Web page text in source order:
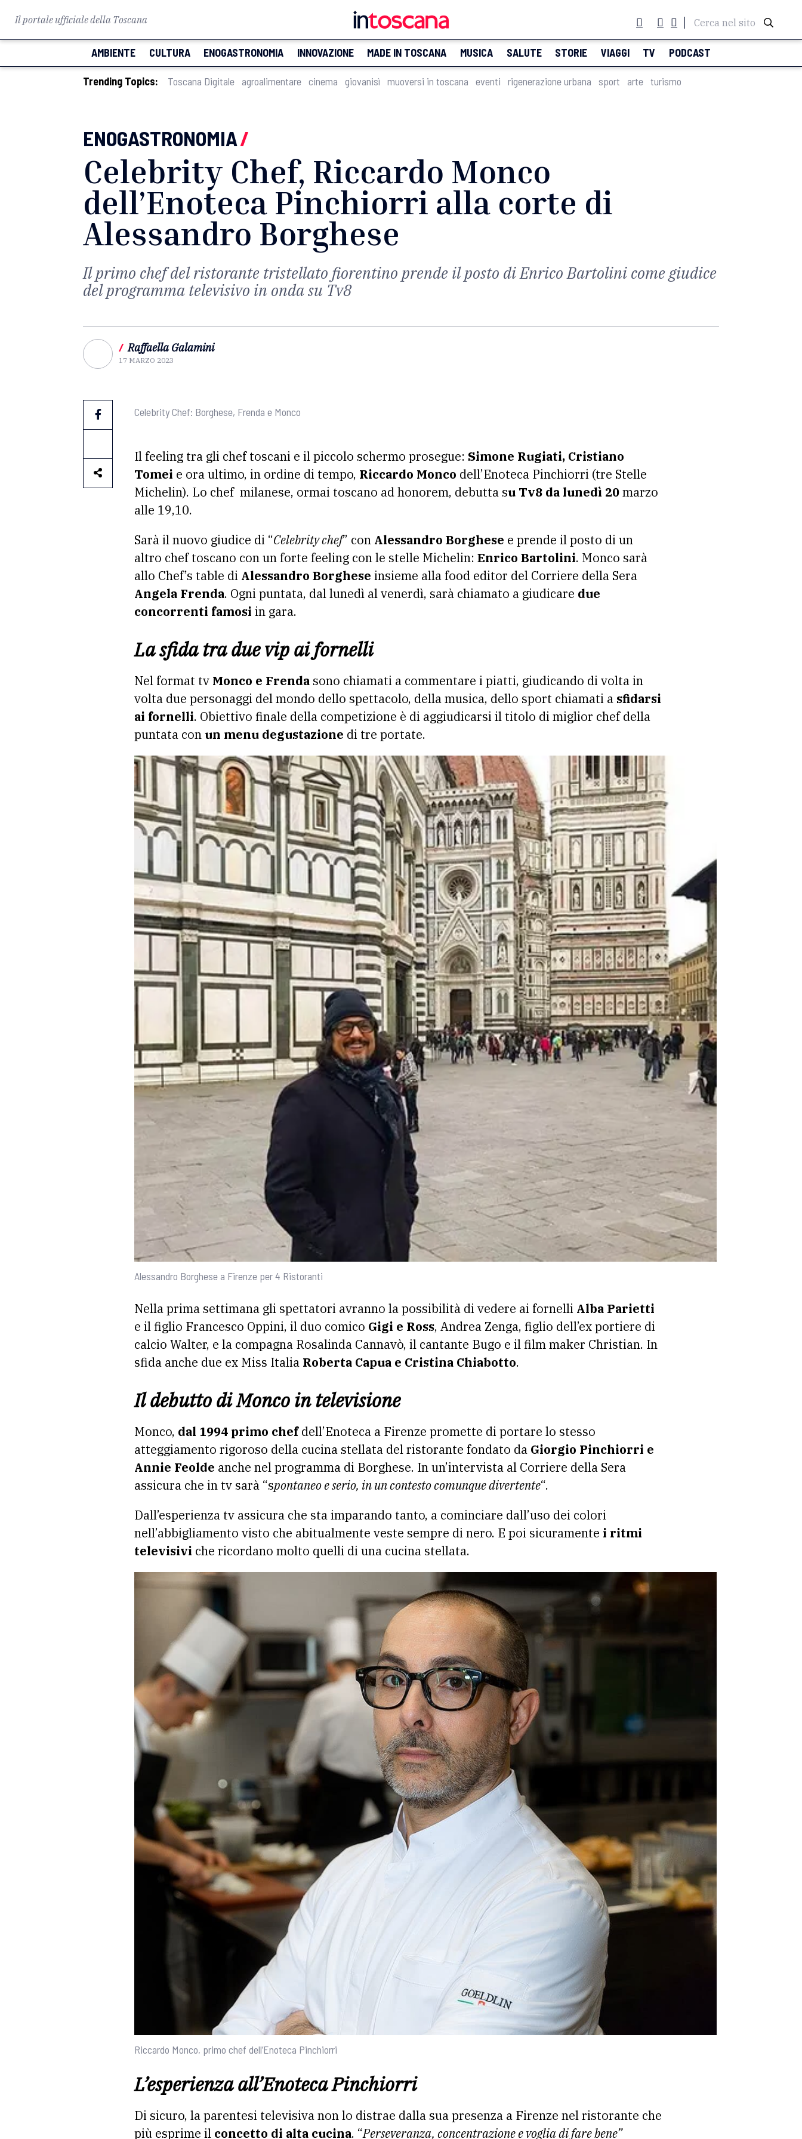
Il portale ufficiale della Toscana Cerca nel sito
AMBIENTE CULTURA ENOGASTRONOMIA INNOVAZIONE MADE IN TOSCANA MUSICA SALUTE STORIE VIAGGI TV PODCAST
Trending Topics: Toscana Digitale agroalimentare cinema giovanisì muoversi in toscana eventi rigenerazione urbana sport arte turismo
ENOGASTRONOMIA/
Celebrity Chef, Riccardo Monco
dell’Enoteca Pinchiorri alla corte di
Alessandro Borghese
Il primo chef del ristorante tristellato fiorentino prende il posto di Enrico Bartolini come giudice
del programma televisivo in onda su Tv8
/ Raffaella Galamini
17 MARZO 2023
Celebrity Chef: Borghese, Frenda e Monco
Il feeling tra gli chef toscani e il piccolo schermo prosegue: Simone Rugiati, Cristiano
Tomei e ora ultimo, in ordine di tempo, Riccardo Monco dell’Enoteca Pinchiorri (tre Stelle
Michelin). Lo chef milanese, ormai toscano ad honorem, debutta su Tv8 da lunedì 20marzo
alle 19,10.
Sarà il nuovo giudice di “Celebrity chef” con Alessandro Borghese e prende il posto di un
altro chef toscano con un forte feeling con le stelle Michelin: Enrico Bartolini. Monco sarà
allo Chef’s table di Alessandro Borghese insieme alla food editor del Corriere della Sera
Angela Frenda. Ogni puntata, dal lunedì al venerdì, sarà chiamato a giudicare due
concorrenti famosi in gara.
La sfida tra due vip ai fornelli
Nel format tv Monco e Frenda sono chiamati a commentare i piatti, giudicando di volta in
volta due personaggi del mondo dello spettacolo, della musica, dello sport chiamati a sfidarsi
ai fornelli. Obiettivo finale della competizione è di aggiudicarsi il titolo di miglior chef della
puntata conun menu degustazione di tre portate.
Alessandro Borghese a Firenze per 4 Ristoranti
Nella prima settimana gli spettatori avranno la possibilità di vedere ai fornelli Alba Parietti
e il figlio Francesco Oppini, il duo comico Gigi e Ross, Andrea Zenga, figlio dell’ex portiere di
calcio Walter, e la compagna Rosalinda Cannavò, il cantante Bugo e il film maker Christian. In
sfida anche due ex Miss Italia Roberta Capua e Cristina Chiabotto.
Il debutto di Monco in televisione
Monco, dal 1994 primo chefdell’Enoteca a Firenze promette di portare lo stesso
atteggiamento rigoroso della cucina stellata del ristorante fondato da Giorgio Pinchiorri e
Annie Feolde anche nel programma di Borghese. In un’intervista al Corriere della Sera
assicura che in tv sarà “spontaneo e serio, in un contesto comunque divertente“.
Dall’esperienza tv assicura che sta imparando tanto, a cominciare dall’uso dei colori
nell’abbigliamento visto che abitualmente veste sempre di nero. E poi sicuramente i ritmi
televisivi che ricordano molto quelli di una cucina stellata.
Riccardo Monco, primo chef dell’Enoteca Pinchiorri
L’esperienza all’Enoteca Pinchiorri
Di sicuro, la parentesi televisiva non lo distrae dalla sua presenza a Firenze nel ristorante che
più esprime il concetto di alta cucina. “Perseveranza, concentrazione e voglia di fare bene”